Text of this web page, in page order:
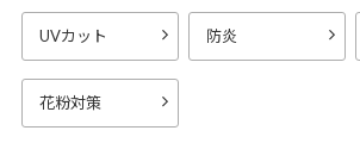
UVカット 防炎
花粉対策